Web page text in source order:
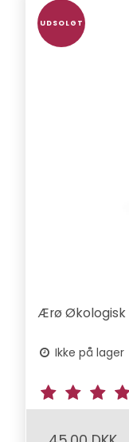
UDSOLGT
Ærø Økologisk
Ikke på lager